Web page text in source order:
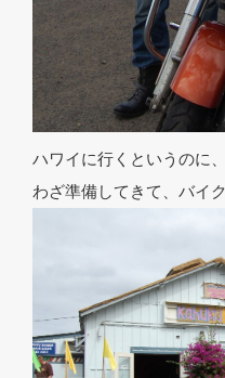
ハワイに行くというのに
わざ準備してきて、バイ